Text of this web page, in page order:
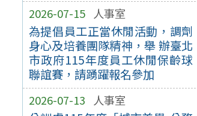
2026-07-15 人事室
為提倡員工正當休閒活動，調劑
身心及培養團隊精神，舉 辦臺北
市政府115年度員工休閒保齡球
聯誼賽，請踴躍報名參加
2026-07-13 人事室